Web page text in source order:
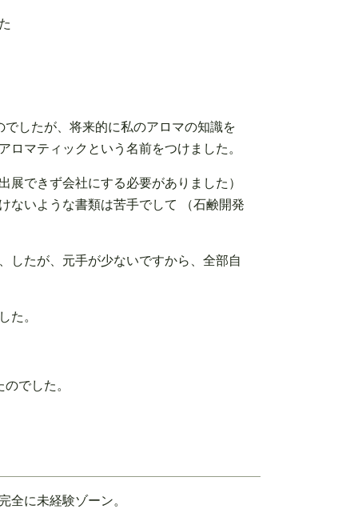
したが、将来的に私のアロマの知識を
マティックという名前をつけました。
できず会社にする必要がありました）
ないような書類は苦手でして （石鹸開発
したが、元手が少ないですから、全部自
た。
でした。
全に未経験ゾーン。